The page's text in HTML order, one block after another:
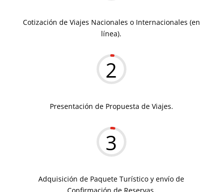
Cotización de Viajes Nacionales o Internacionales (en
línea).
2
Presentación de Propuesta de Viajes.
3
Adquisición de Paquete Turístico y envío de